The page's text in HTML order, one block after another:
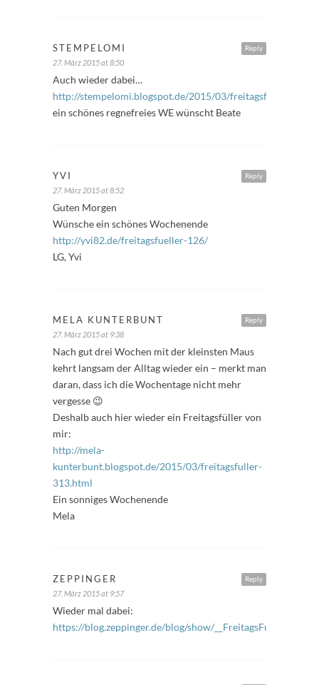
Reply
STEMPELOMI
27. März 2015 at 8:50
Auch wieder dabei…
http://stempelomi.blogspot.de/2015/03/
ein schönes regnefreies WE wünscht Beate
Reply
YVI
27. März 2015 at 8:52
Guten Morgen
Wünsche ein schönes Wochenende
http://yvi82.de/freitagsfueller-126/
LG, Yvi
Reply
MELA KUNTERBUNT
27. März 2015 at 9:38
Nach gut drei Wochen mit der kleinsten Maus
kehrt langsam der Alltag wieder ein – merkt man
daran, dass ich die Wochentage nicht mehr
vergesse 😉
Deshalb auch hier wieder ein Freitagsfüller von
mir:
http://mela-
kunterbunt.blogspot.de/2015/03/freitagsfuller-
313.html
Ein sonniges Wochenende
Mela
Reply
ZEPPINGER
27. März 2015 at 9:57
Wieder mal dabei:
https://blog.zeppinger.de/blog/show/